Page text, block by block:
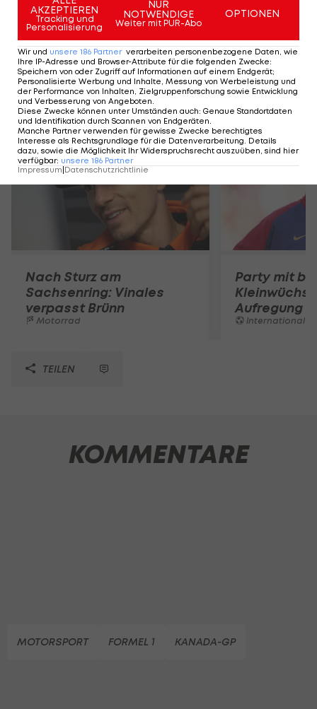
Wacker Tirol I #Zwarakonferenz History
Zwarakonferenz
Christopher Knett
Mehr zum Thema
Nach Sturz am
Sachsenring: Vinales
verpasst Brünn
Motorrad
Party mit
Aufregung
International
TEILEN
KOMMENTARE
MOTORSPORT FORMEL 1 KANADA-GP
AKZEPTIEREN
Tracking und
Personalisierung
NUR
NOTWENDIGE
Weiter mit PUR-Abo
OPTIONEN
Wir und unsere 186 Partner verarbeiten personenbezogene Daten, wie
Ihre IP-Adresse und Browser-Attribute für die folgenden Zwecke:
Speichern von oder Zugriff auf Informationen auf einem Endgerät;
Personalisierte Werbung und Inhalte, Messung von Werbeleistung und
der Performance von Inhalten, Zielgruppenforschung sowie Entwicklung
und Verbesserung von Angeboten.
Diese Zwecke können unter Umständen auch: Genaue Standortdaten
und Identifikation durch Scannen von Endgeräten.
Manche Partner verwenden für gewisse Zwecke berechtigtes
Interesse als Rechtsgrundlage für die Datenverarbeitung. Details
dazu, sowie die Möglichkeit Ihr Widerspruchsrecht auszuüben, sind hier
verfügbar: unsere 186 Partner
Impressum Datenschutzrichtlinie